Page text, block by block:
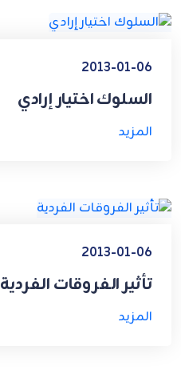
2013-01-06
السلوك اختيار إرادي
المزيد
2013-01-06
تأثير الفروقات الفردية
المزيد